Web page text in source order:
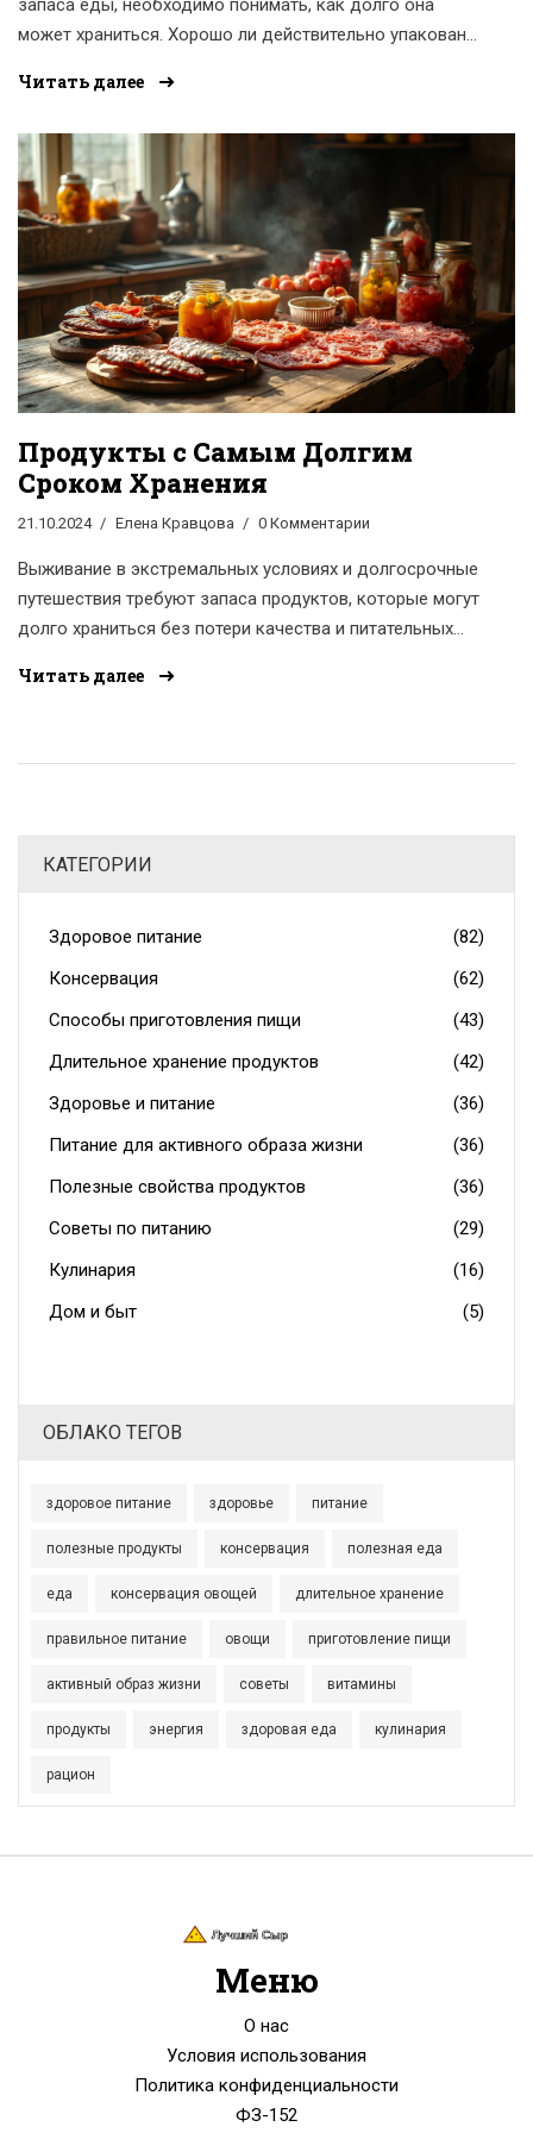
может храниться. Хорошо ли действительно упакована
аппетитной на протяжении двух с половиной
хранения продуктов, таких как сухие пайки и консервы,
а также основные параметры, которые следует
учитывать при выборе продуктов для долгосрочного
хранения.
Читать далее
Продукты с Самым Долгим
Сроком Хранения
21.10.2024 Елена Кравцова 0 Комментарии
Выживание в экстремальных условиях и долгосрочные
путешествия требуют запаса продуктов, которые могут
долго храниться без потери качества и питательных
пищи, которые обладают невероятной
максимальный срок хранения. Узнайте о продуктах,
которые помогут вам быть готовыми к любой
Читать далее
КАТЕГОРИИ
Здоровое питание
(82)
Консервация
(62)
Способы приготовления пищи
(43)
Длительное хранение продуктов
(42)
Здоровье и питание
(36)
Питание для активного образа жизни
(36)
Полезные свойства продуктов
(36)
Советы по питанию
(29)
Кулинария
(16)
Дом и быт
(5)
ОБЛАКО ТЕГОВ
здоровое питание здоровье питание
полезные продукты консервация полезная еда
еда консервация овощей длительное хранение
правильное питание овощи приготовление пищи
активный образ жизни советы витамины
продукты энергия здоровая еда кулинария
рацион
Меню
О нас
Условия использования
Политика конфиденциальности
ФЗ-152